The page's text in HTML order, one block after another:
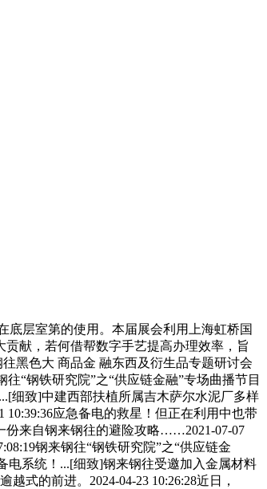
层室第的使用。本届展会利用上海虹桥国
献，若何借帮数字手艺提高办理效率，旨
黑色大 商品金 融东西及衍生品专题研讨会
“钢铁研究院”之“供应链金融”专场曲播节目
细致]中建西部扶植所属吉木萨尔水泥厂多样
10:39:36应急备电的救星！但正在利用中也带
份来自钢来钢往的避险攻略……2021-07-07
钢来钢往“钢铁研究院”之“供应链金
电系统！...[细致]钢来钢往受邀加入金属材料
式的前进。2024-04-23 10:26:28近日，